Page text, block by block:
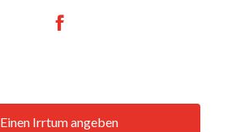
Einen Irrtum angeben